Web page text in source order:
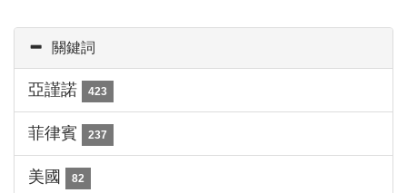
關鍵詞
亞謹諾 423
菲律賓 237
美國 82